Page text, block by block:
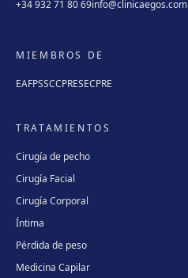
+34 932 71 80 69info@clinicaegos.com
MIEMBROS DE
EAFPSSCCPRESECPRE
TRATAMIENTOS
Cirugía de pecho
Cirugía Facial
Cirugía Corporal
Íntima
Pérdida de peso
Medicina Capilar